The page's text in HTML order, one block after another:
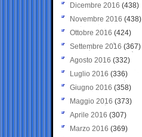
Dicembre 2016 (438)
Novembre 2016 (438)
Ottobre 2016 (424)
Settembre 2016 (367)
Agosto 2016 (332)
Luglio 2016 (336)
Giugno 2016 (358)
Maggio 2016 (373)
Aprile 2016 (307)
Marzo 2016 (369)